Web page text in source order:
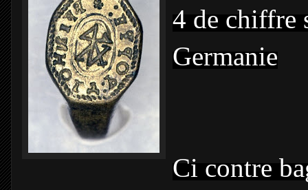
4 de chiffre
Germanie
Ci contre